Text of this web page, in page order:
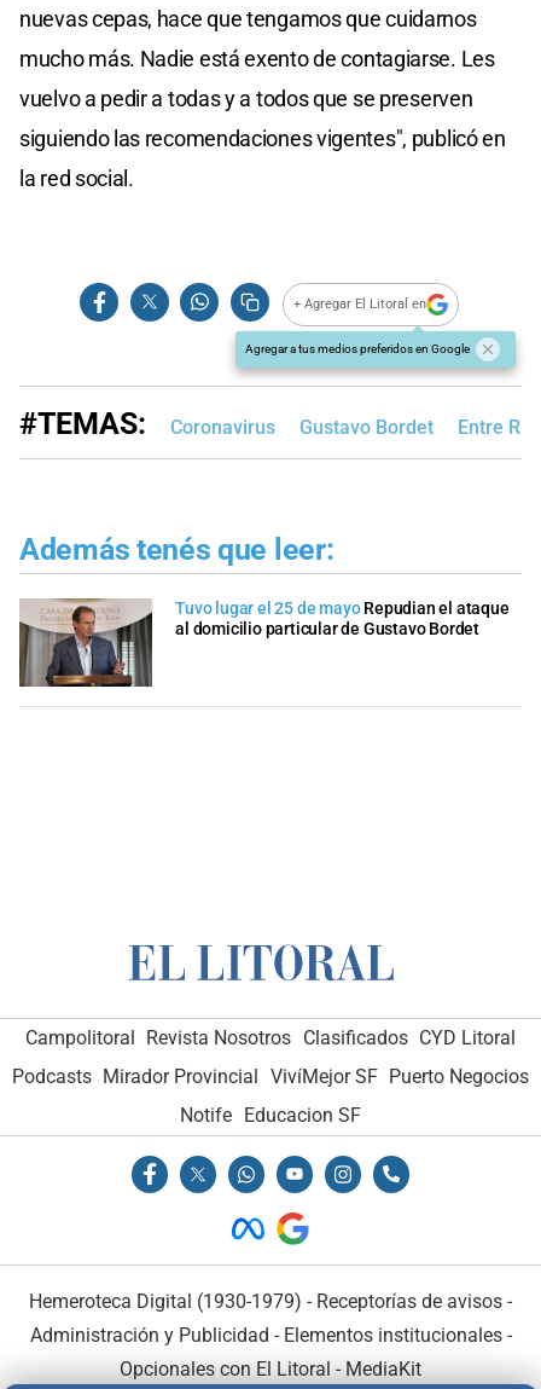
nuevas cepas, hace que tengamos que cuidarnos
mucho más. Nadie está exento de contagiarse. Les
vuelvo a pedir a todas y a todos que se preserven
siguiendo las recomendaciones vigentes", publicó en
la red social.
+ Agregar El Litoral en
Agregar a tus medios preferidos en Google
#TEMAS: Coronavirus Gustavo Bordet Entre
Además tenés que leer:
Tuvo lugar el 25 de mayo Repudian el ataque
al domicilio particular de Gustavo Bordet
Campolitoral Revista Nosotros Clasificados CYD Litoral
Podcasts Mirador Provincial VivíMejor SF Puerto Negocios
Notife
Educacion SF
Hemeroteca Digital (1930-1979) - Receptorías de avisos -
Administración y Publicidad - Elementos institucionales-
Opcionales con El Litoral - MediaKit